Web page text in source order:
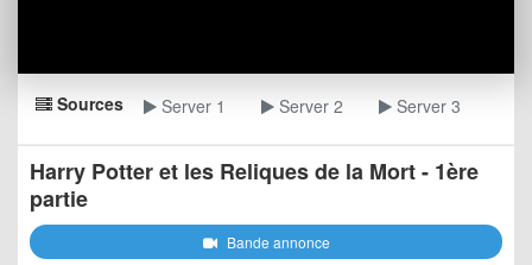
Sources Server 1 Server 2 Server 3
Harry Potter et les Reliques de la Mort - 1ère
partie
Bande annonce